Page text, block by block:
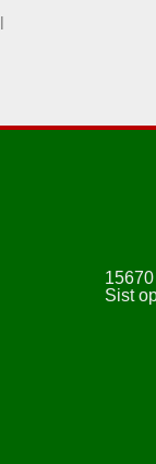
Sist